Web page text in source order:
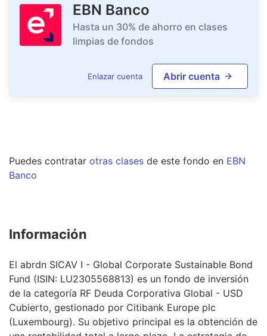
EBN Banco
Hasta un 30% de ahorro en clases
limpias de fondos
Enlazar cuenta Abrir cuenta
Puedes contratar otras clases de este fondo en EBN
Banco
Información
El abrdn SICAV I - Global Corporate Sustainable Bond
Fund (ISIN: LU2305568813) es un fondo de inversión
de la categoría RF Deuda Corporativa Global - USD
Cubierto, gestionado por Citibank Europe plc
(Luxembourg). Su objetivo principal es la obtención de